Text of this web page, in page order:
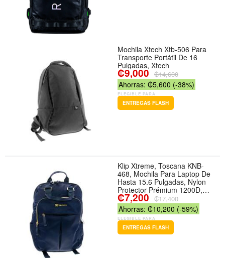
Mochila Xtech Xtb-506 Para
Transporte Portátil De 16
Pulgadas, Xtech
₡9,000 ₡14,600
Ahorras: ₡5,600 (-38%)
ELEGIBLE PARA
ENTREGAS FLASH
Klip Xtreme, Toscana KNB-
468, Mochila Para Laptop De
Hasta 15.6 Pulgadas, Nylon
Protector Prémium 1200D,
Color Azul
₡7,200 ₡17,400
Ahorras: ₡10,200 (-59%)
ELEGIBLE PARA
ENTREGAS FLASH